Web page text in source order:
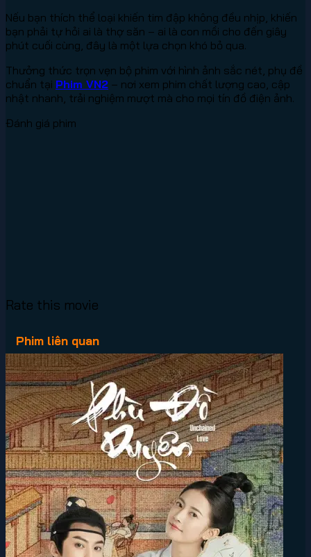
Nếu bạn thích thể loại khiến tim đập không đều nhịp, khiến
bạn phải tự hỏi ai là thợ săn – ai là con mồi cho đến giây
phút cuối cùng, đây là một lựa chọn khó bỏ qua.
Thưởng thức trọn vẹn bộ phim với hình ảnh sắc nét, phụ đề
chuẩn tại Phim VN2 – nơi xem phim chất lượng cao, cập
nhật nhanh, trải nghiệm mượt mà cho mọi tín đồ điện ảnh.
Đánh giá phim
Rate this movie
Phim liên quan